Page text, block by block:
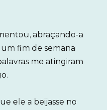
abraçando-a
fim de semana
me atingiram
ele a beijasse no